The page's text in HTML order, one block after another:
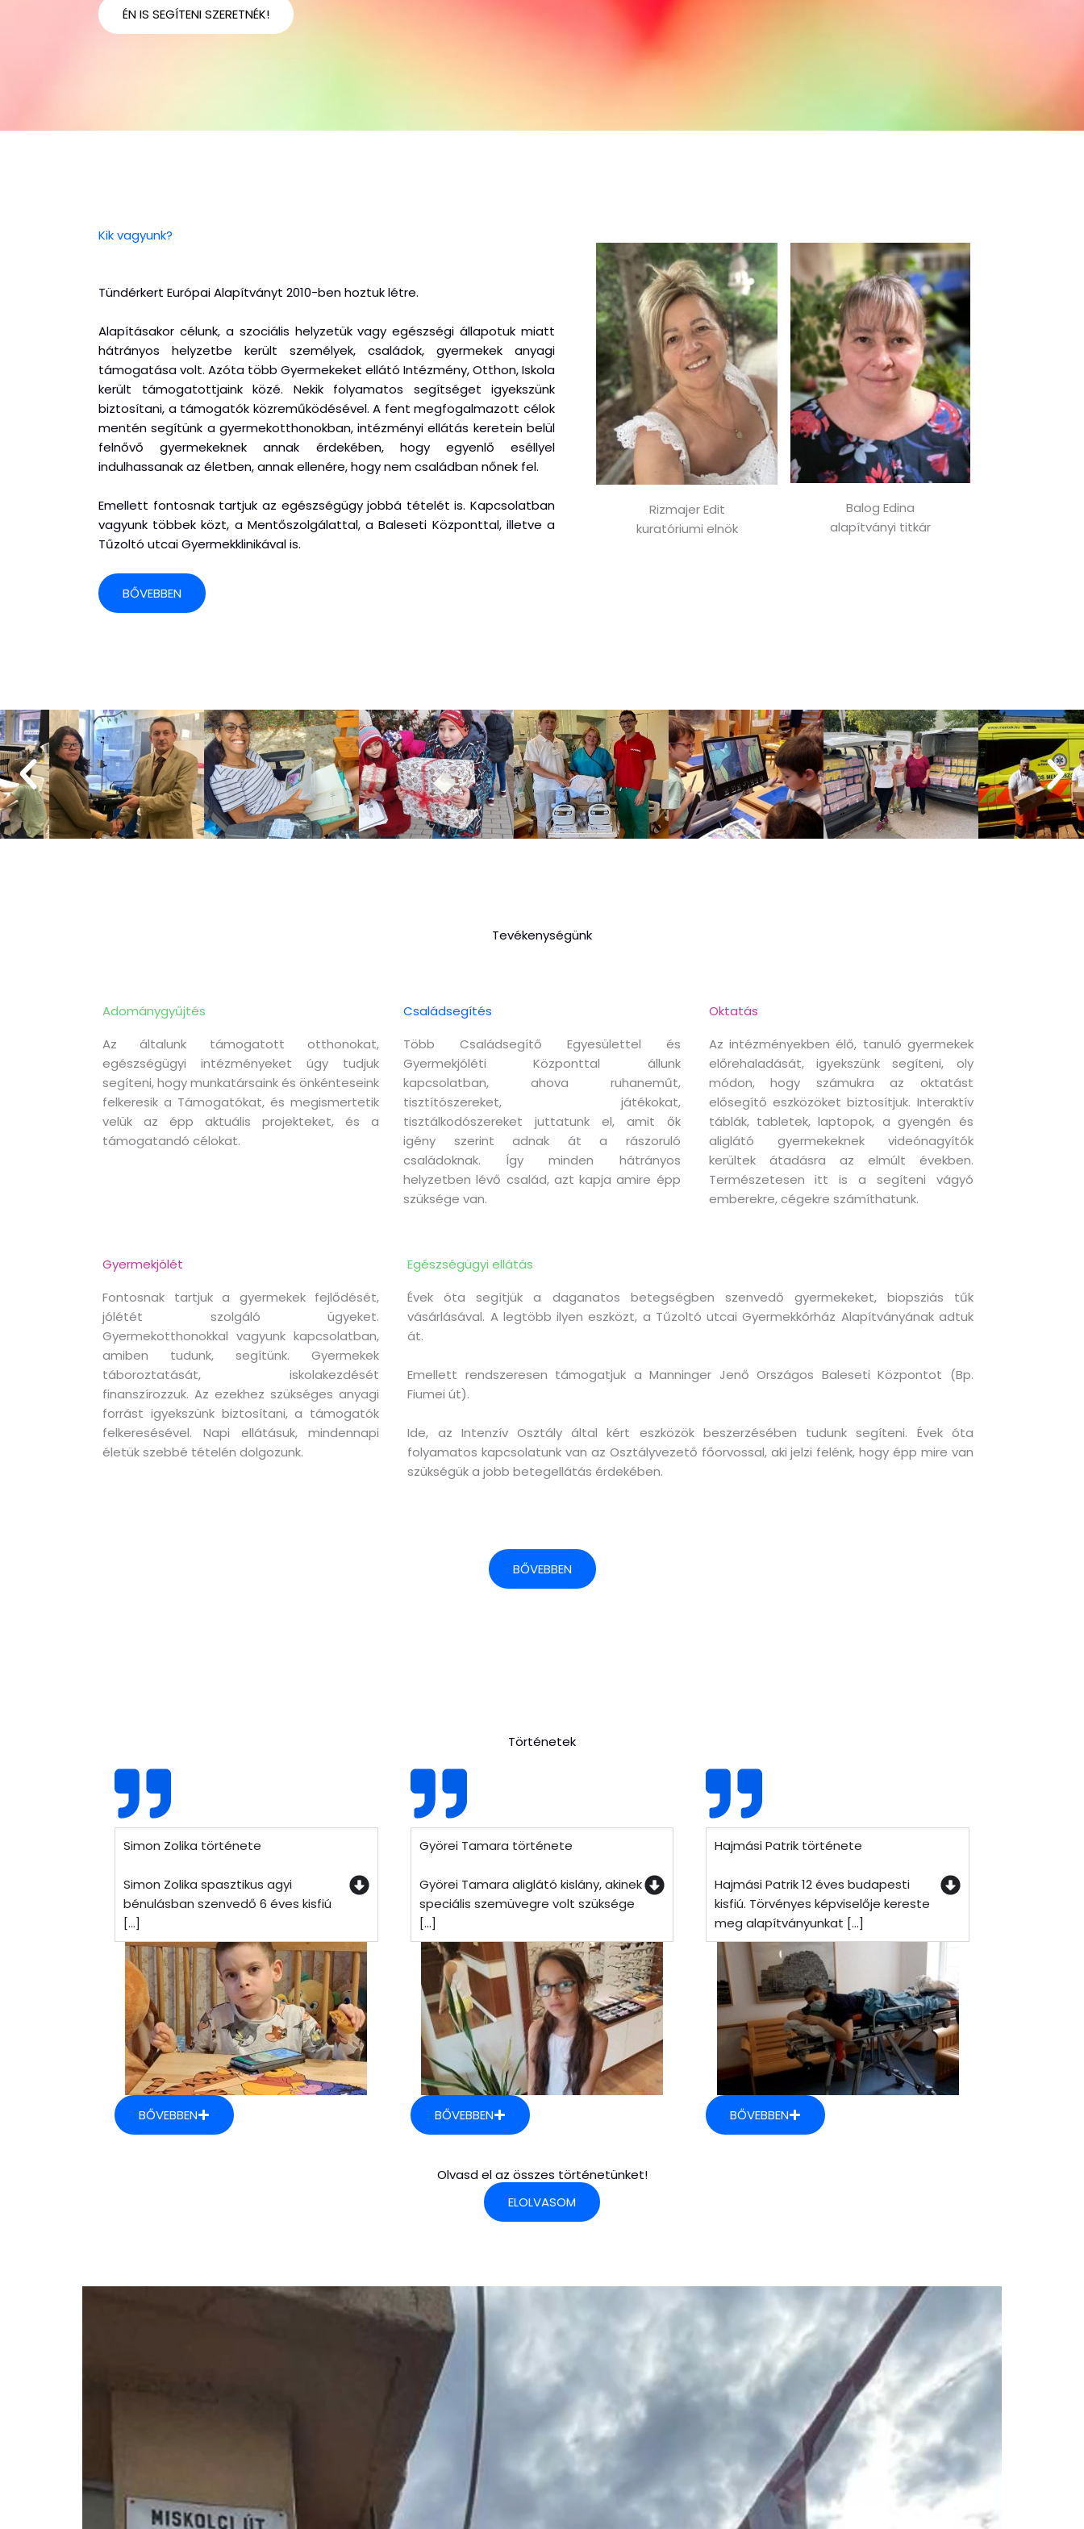
ÉN IS SEGÍTENI SZERETNÉK!
Kik vagyunk?
Tündérkert Európai Alapítványt 2010-ben hoztuk létre.
Alapításakor célunk, a szociális helyzetük vagy egészségi állapotuk miatt
hátrányos helyzetbe került személyek, családok, gyermekek anyagi
támogatása volt. Azóta több Gyermekeket ellátó Intézmény, Otthon, Iskola
került támogatottjaink közé. Nekik folyamatos segítséget igyekszünk
biztosítani, a támogatók közreműködésével. A fent megfogalmazott célok
mentén segítünk a gyermekotthonokban, intézményi ellátás keretein belül
felnővő gyermekeknek annak érdekében, hogy egyenlő eséllyel
indulhassanak az életben, annak ellenére, hogy nem családban nőnek fel.
Emellett fontosnak tartjuk az egészségügy jobbá tételét is. Kapcsolatban
vagyunk többek közt, a Mentőszolgálattal, a Baleseti Központtal, illetve a
Tűzoltó utcai Gyermekklinikával is.
BŐVEBBEN
Rizmajer Edit
kuratóriumi elnök
Balog Edina
alapítványi titkár
Tevékenységünk
Adománygyűjtés
Az általunk támogatott otthonokat,
egészségügyi intézményeket úgy tudjuk
segíteni, hogy munkatársaink és önkénteseink
felkeresik a Támogatókat, és megismertetik
velük az épp aktuális projekteket, és a
támogatandó célokat.
Családsegítés
Több Családsegítő Egyesülettel és
Gyermekjóléti Központtal állunk
kapcsolatban, ahova ruhaneműt,
tisztítószereket, játékokat,
tisztálkodószereket juttatunk el, amit ők
igény szerint adnak át a rászoruló
családoknak. Így minden hátrányos
helyzetben lévő család, azt kapja amire épp
szüksége van.
Oktatás
Az intézményekben élő, tanuló gyermekek
előrehaladását, igyekszünk segíteni, oly
módon, hogy számukra az oktatást
elősegítő eszközöket biztosítjuk. Interaktív
táblák, tabletek, laptopok, a gyengén és
aliglátó gyermekeknek videónagyítók
kerültek átadásra az elmúlt években.
Természetesen itt is a segíteni vágyó
emberekre, cégekre számíthatunk.
Gyermekjólét
Fontosnak tartjuk a gyermekek fejlődését,
jólétét szolgáló ügyeket.
Gyermekotthonokkal vagyunk kapcsolatban,
amiben tudunk, segítünk. Gyermekek
táboroztatását, iskolakezdését
finanszírozzuk. Az ezekhez szükséges anyagi
forrást igyekszünk biztosítani, a támogatók
felkeresésével. Napi ellátásuk, mindennapi
életük szebbé tételén dolgozunk.
Egészségügyi ellátás
Évek óta segítjük a daganatos betegségben szenvedő gyermekeket, biopsziás tűk
vásárlásával. A legtöbb ilyen eszközt, a Tűzoltó utcai Gyermekkórház Alapítványának adtuk
át.
Emellett rendszeresen támogatjuk a Manninger Jenő Országos Baleseti Központot (Bp.
Fiumei út).
Ide, az Intenzív Osztály által kért eszközök beszerzésében tudunk segíteni. Évek óta
folyamatos kapcsolatunk van az Osztályvezető főorvossal, aki jelzi felénk, hogy épp mire van
szükségük a jobb betegellátás érdekében.
BŐVEBBEN
Történetek
Simon Zolika története
Simon Zolika spasztikus agyi
bénulásban szenvedő 6 éves kisfiú
[...]
BŐVEBBEN
Györei Tamara története
Györei Tamara aliglátó kislány, akinek
speciális szemüvegre volt szüksége
[...]
BŐVEBBEN
Hajmási Patrik története
Hajmási Patrik 12 éves budapesti
kisfiú. Törvényes képviselője kereste
meg alapítványunkat [...]
BŐVEBBEN
Olvasd el az összes történetünket!
ELOLVASOM